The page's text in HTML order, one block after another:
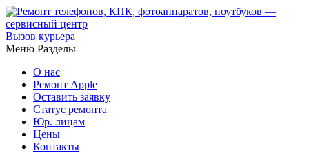
Вызов курьера
Меню Разделы
О нас
Ремонт Apple
Оставить заявку
Статус ремонта
Юр. лицам
Цены
Контакты